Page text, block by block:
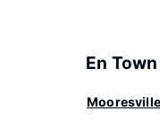
En
Mooresville